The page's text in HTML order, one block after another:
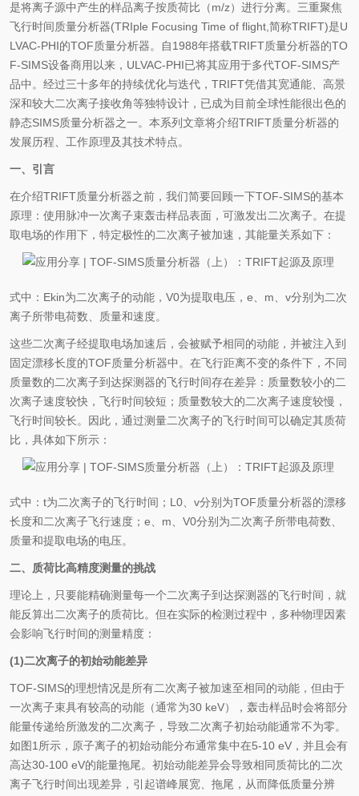
是将离子源中产生的样品离子按质荷比（m/z）进行分离。三重聚焦
飞行时间质量分析器(TRIple Focusing Time of flight,简称TRIFT)是U
LVAC-PHI的TOF质量分析器。自1988年搭载TRIFT质量分析器的TO
F-SIMS设备商用以来，ULVAC-PHI已将其应用于多代TOF-SIMS产
品中。经过三十多年的持续优化与迭代，TRIFT凭借其宽通能、高景
深和较大二次离子接收角等独特设计，已成为目前全球性能很出色的
静态SIMS质量分析器之一。本系列文章将介绍TRIFT质量分析器的
发展历程、工作原理及其技术特点。
一、引言
在介绍TRIFT质量分析器之前，我们简要回顾一下TOF-SIMS的基本
原理：使用脉冲一次离子束轰击样品表面，可激发出二次离子。在提
取电场的作用下，特定极性的二次离子被加速，其能量关系如下：
式中：Ekin为二次离子的动能，V0为提取电压，e、m、v分别为二次
离子所带电荷数、质量和速度。
这些二次离子经提取电场加速后，会被赋予相同的动能，并被注入到
固定漂移长度的TOF质量分析器中。在飞行距离不变的条件下，不同
质量数的二次离子到达探测器的飞行时间存在差异：质量数较小的二
次离子速度较快，飞行时间较短；质量数较大的二次离子速度较慢，
飞行时间较长。因此，通过测量二次离子的飞行时间可以确定其质荷
比，具体如下所示：
式中：t为二次离子的飞行时间；L0、v分别为TOF质量分析器的漂移
长度和二次离子飞行速度；e、m、V0分别为二次离子所带电荷数、
质量和提取电场的电压。
二、质荷比高精度测量的挑战
理论上，只要能精确测量每一个二次离子到达探测器的飞行时间，就
能反算出二次离子的质荷比。但在实际的检测过程中，多种物理因素
会影响飞行时间的测量精度：
(1)二次离子的初始动能差异
TOF-SIMS的理想情况是所有二次离子被加速至相同的动能，但由于
一次离子束具有较高的动能（通常为30 keV），轰击样品时会将部分
能量传递给所激发的二次离子，导致二次离子初始动能通常不为零。
如图1所示，原子离子的初始动能分布通常集中在5-10 eV，并且会有
高达30-100 eV的能量拖尾。初始动能差异会导致相同质荷比的二次
离子飞行时间出现差异，引起谱峰展宽、拖尾，从而降低质量分辨